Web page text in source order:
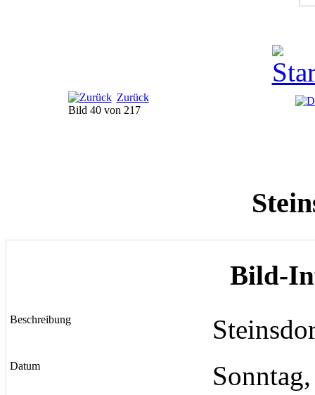
Zurück
Bild 40 von 217
Bild-
Beschreibung
Datum